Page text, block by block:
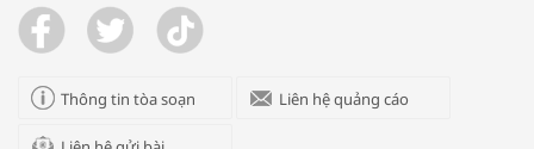
Trao yêu thương cho em
Thông tin tòa soạn Liên hệ quảng cáo